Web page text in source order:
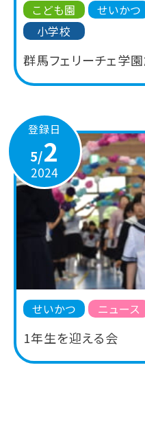
こども園 せいかつ
小学校
群馬フェリーチェ学
登録日
5/2
2024
せいかつ ニュース
1年生を迎える会